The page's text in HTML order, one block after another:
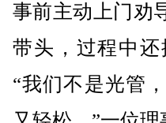
事前主动上门劝
带头，过程中
“我们不是光管